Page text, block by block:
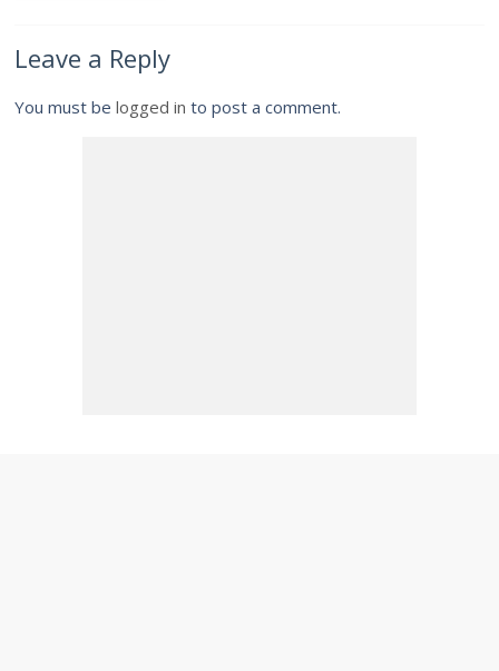
Leave a Reply
You must belogged in to post a comment.